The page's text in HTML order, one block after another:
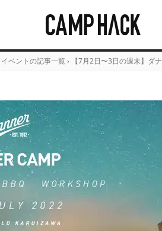
ベントの記事一覧 › 【7月2日〜3日の週末】ダ